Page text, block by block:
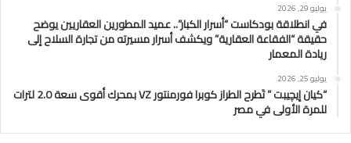
يوليو 29, 2026
في انطلاقة بودكاست “أسرار الكبار”.. عميد المطورين العقاريين يوضح
حقيقة “الفقاعة العقارية” ويكشف أسرار مسيرته من تجارة السلاح إلى
ريادة المعمار
يوليو 25, 2026
“كيان إيچيبت ” تَطرح الطراز كوبرا فورمنتور VZ بمحرك أقوى سعة 2.0 لترات
للمرة الأولى في مصر